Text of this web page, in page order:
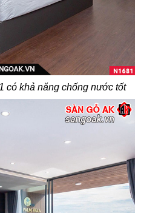
có khả năng chống nước tốt